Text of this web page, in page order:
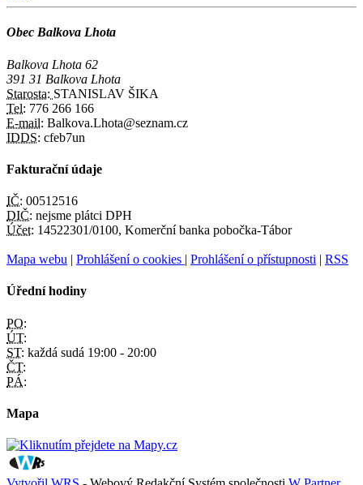
Obec Balkova Lhota
Balkova Lhota 62
391 31 Balkova Lhota
Starosta: STANISLAV ŠIKA
Tel: 776 266 166
E-mail: Balkova.Lhota@seznam.cz
IDDS: cfeb7un
Fakturační údaje
IČ: 00512516
DIČ: nejsme plátci DPH
Účet: 14522301/0100, Komerční banka pobočka-Tábor
Mapa webu | Prohlášení o cookies | Prohlášení o přístupnosti | RSS
Úřední hodiny
PO:
ÚT:
ST: každá sudá 19:00 - 20:00
ČT:
PÁ:
Mapa